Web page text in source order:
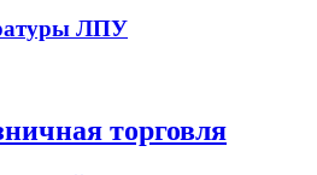
ЛПУ
торговля